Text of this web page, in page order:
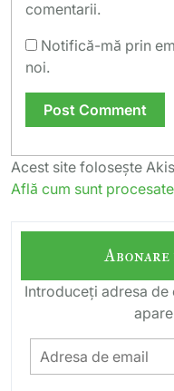
comentarii.
Notifică-mă prin
noi.
Acest site folosește
Află cum sunt
Introduceți adresa
Adresa
de